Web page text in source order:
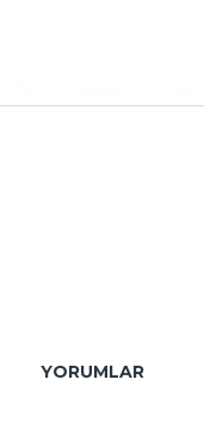
YORUMLAR